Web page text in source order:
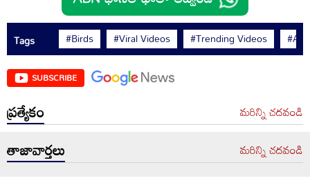
Tags #Birds #Viral Videos #Trending Videos
SUBSCRIBE
ప్రత్యేకం మరిన్ని చదవండి
తాజావార్తలు మరిన్ని చదవండి